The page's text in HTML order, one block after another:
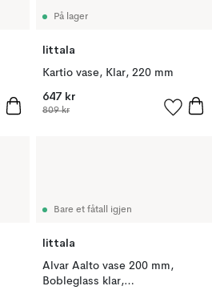
På lager
Iittala
Kartio vase, Klar, 220 mm
647 kr
809 kr
Bare et fåtall igjen
Iittala
Alvar Aalto vase 200 mm,
Bobleglass klar,